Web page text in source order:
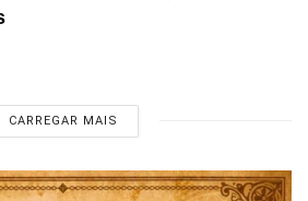
CARREGAR MAIS